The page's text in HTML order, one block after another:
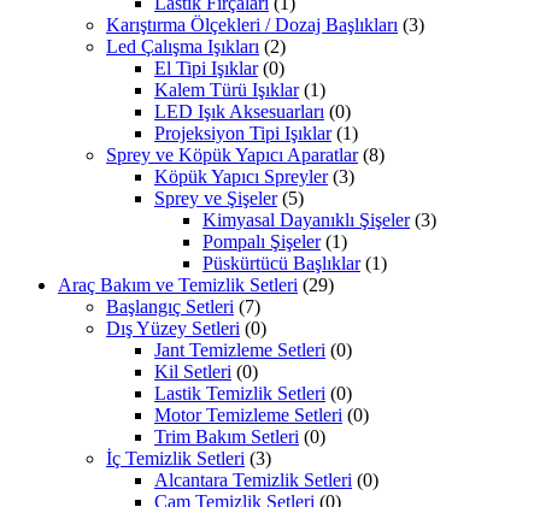
Karıştırma Ölçekleri / Dozaj Başlıkları (3)
Led Çalışma Işıkları (2)
El Tipi Işıklar (0)
Kalem Türü Işıklar (1)
LED Işık Aksesuarları (0)
Projeksiyon Tipi Işıklar (1)
Sprey ve Köpük Yapıcı Aparatlar (8)
Köpük Yapıcı Spreyler (3)
Sprey ve Şişeler (5)
Kimyasal Dayanıklı Şişeler (3)
Pompalı Şişeler (1)
Püskürtücü Başlıklar (1)
Araç Bakım ve Temizlik Setleri (29)
Başlangıç Setleri (7)
Dış Yüzey Setleri (0)
Jant Temizleme Setleri (0)
Kil Setleri (0)
Lastik Temizlik Setleri (0)
Motor Temizleme Setleri (0)
Trim Bakım Setleri (0)
İç Temizlik Setleri (3)
Alcantara Temizlik Setleri (0)
Cam Temizlik Setleri (0)